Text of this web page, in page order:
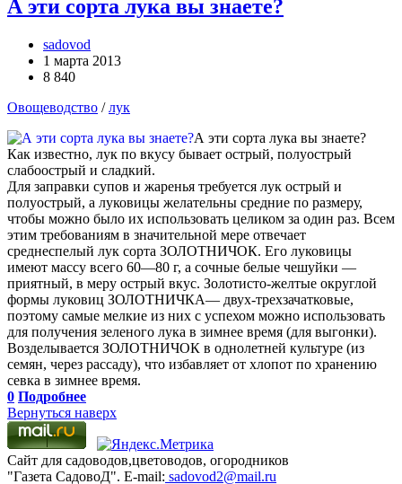
А эти сорта лука вы знаете?
sadovod
1 марта 2013
8 840
Овощеводство /лук
А эти сорта лука вы знаете?
Как известно, лук по вкусу бывает острый, полуострый
слабоострый и сладкий.
Для заправки супов и жаренья требуется лук острый и
полуострый, а луковицы желательны средние по размеру,
чтобы можно было их использовать целиком за один раз. Всем
этим требованиям в значительной мере отвечает
среднеспелый лук сорта ЗОЛОТНИЧОК. Его луковицы
имеют массу всего 60—80 г, а сочные белые чешуйки —
приятный, в меру острый вкус. Золотисто-желтые округлой
формы луковиц ЗОЛОТНИЧКА— двух-трехзачатковые,
поэтому самые мелкие из них с успехом можно использовать
для получения зеленого лука в зимнее время (для выгонки).
Возделывается ЗОЛОТНИЧОК в однолетней культуре (из
семян, через рассаду), что избавляет от хлопот по хранению
севка в зимнее время.
0 Подробнее
Вернуться наверх
Сайт для садоводов,цветоводов, огородников
"Газета СадовоД". E-mail: sadovod2@mail.ru